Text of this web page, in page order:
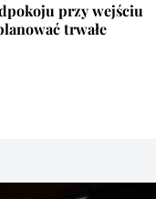
przy wejściu
trwałe